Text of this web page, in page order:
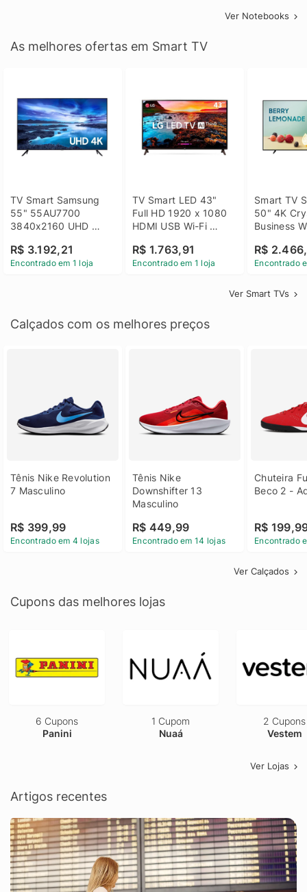
Ver Notebooks
As melhores ofertas em Smart TV
TV Smart Samsung
55" 55AU7700
3840x2160 UHD
Bluetooth
R$ 3.192,21
Encontrado em 1 loja
TV Smart LED 43"
Full HD 1920 x 1080
HDMI USB Wi-Fi
43LM631C0SB LG
R$ 1.763,91
Encontrado em 1 loja
Smart TV
50" 4K
Business
R$
Encontrado
Ver Smart TVs
Calçados com os melhores preços
Tênis Nike Revolution
7 Masculino
R$ 399,99
Encontrado em 4 lojas
Tênis Nike
Downshifter 13
Masculino
R$ 449,99
Encontrado em 14 lojas
Chuteira
Beco 2 -
R$
Encontrado
Ver Calçados
Cupons das melhores lojas
6 Cupons
Panini
1 Cupom
Nuaá
2 Cupons
Vestem
Ver Lojas
Artigos recentes